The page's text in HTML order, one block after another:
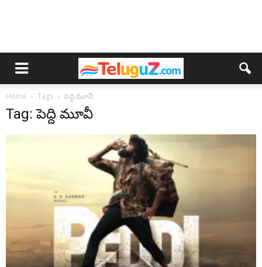
Home Tags పెద్ది మూవీ
Tag: పెద్ది మూవీ